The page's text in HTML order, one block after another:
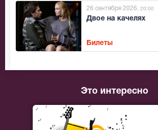
Двое на качелях
26 сентября 2026 , 20:00
Билеты
Это интересно